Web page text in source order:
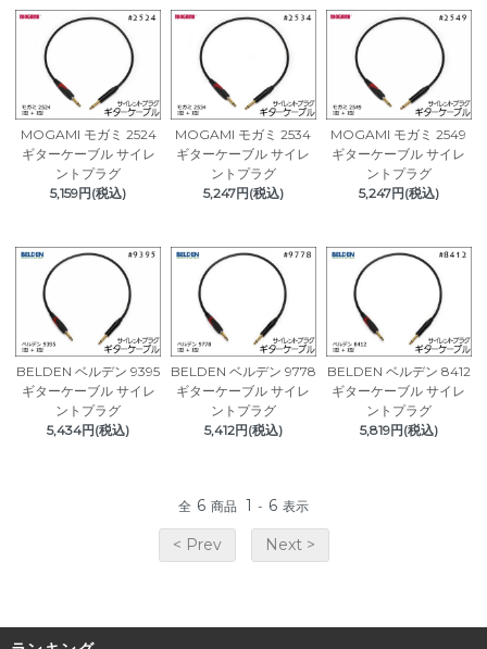
MOGAMI モガミ 2524
ギターケーブル サイレ
ントプラグ
5,159円(税込)
MOGAMI モガミ 2534
ギターケーブル サイレ
ントプラグ
5,247円(税込)
MOGAMI モガミ 2549
ギターケーブル サイレ
ントプラグ
5,247円(税込)
BELDEN ベルデン 9395
ギターケーブル サイレ
ントプラグ
5,434円(税込)
BELDEN ベルデン 9778
ギターケーブル サイレ
ントプラグ
5,412円(税込)
BELDEN ベルデン 8412
ギターケーブル サイレ
ントプラグ
5,819円(税込)
全 6 商品 1 - 6 表示
< Prev Next >